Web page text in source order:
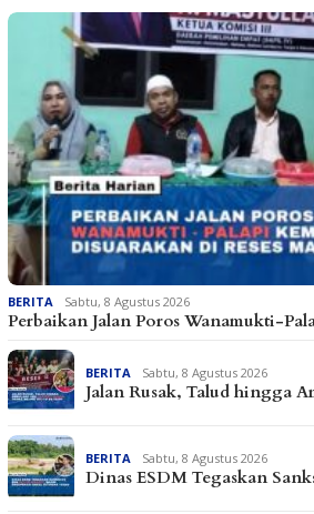
BERITA Sabtu, 8 Agustus 2026
Perbaikan Jalan Poros Wanamukti-
BERITA Sabtu, 8 Agustus 2026
Jalan Rusak, Talud hingga
BERITA Sabtu, 8 Agustus 2026
Dinas ESDM Tegaskan